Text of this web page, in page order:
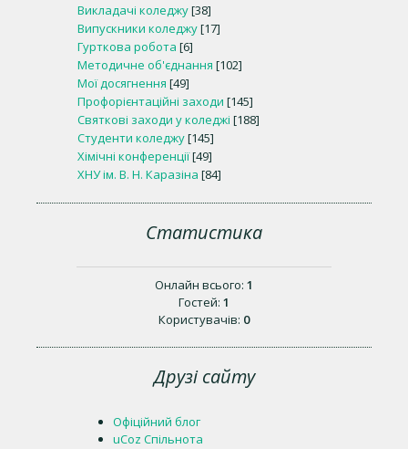
Викладачі коледжу[38]
Випускники коледжу[17]
Гурткова робота [6]
Методичне об'єднання [102]
Мої досягнення [49]
Профорієнтаційні заходи [145]
Святкові заходи у коледжі [188]
Студенти коледжу[145]
Хімічні конференції[49]
ХНУ ім. В. Н. Каразіна [84]
Статистика
Онлайн всього: 1
Гостей: 1
Користувачів: 0
Друзі сайту
Офіційний блог
uCoz Спільнота